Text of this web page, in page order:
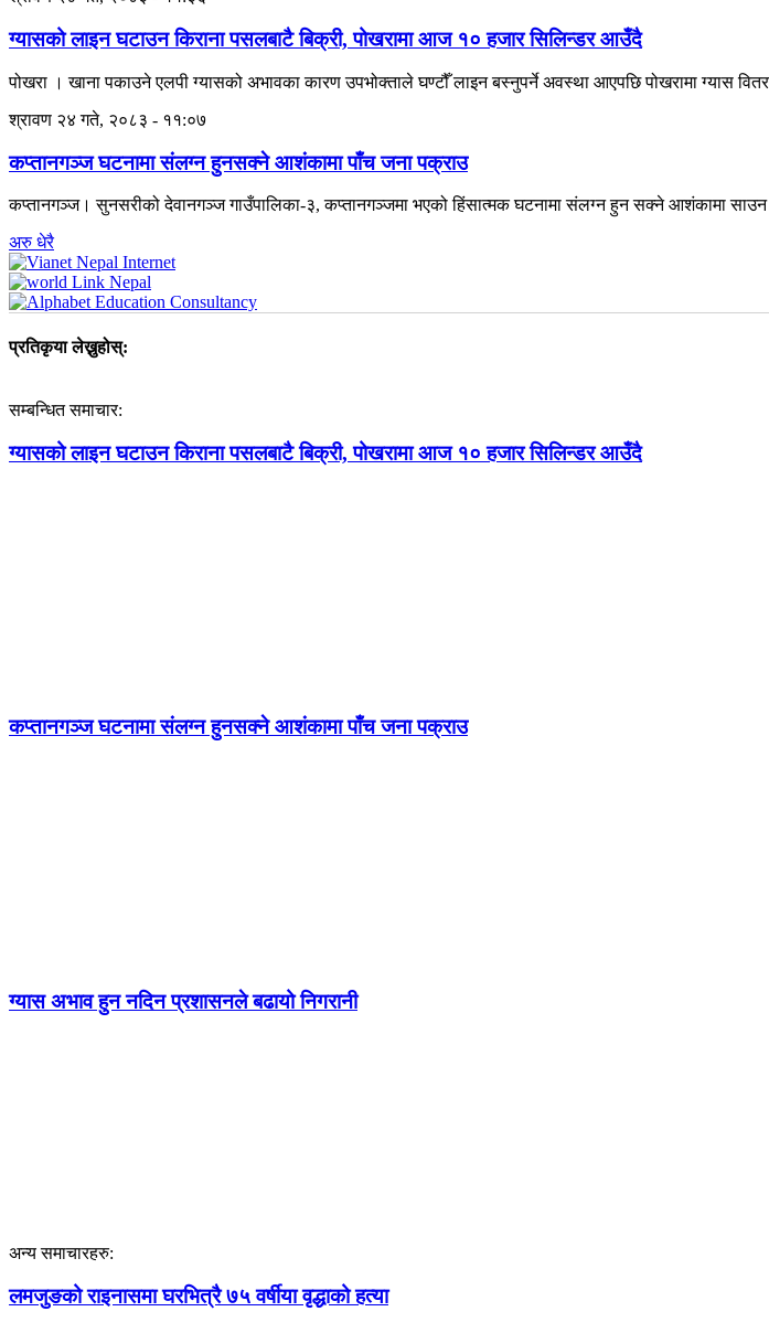
ग्यासको लाइन घटाउन किराना पसलबाटै बिक्री, पोखरामा आज १० हजार सिलिन्डर आउँदै
पोखरा । खाना पकाउने एलपी ग्यासको अभावका कारण उपभोक्ताले घण्टौँ लाइन बस्नुपर्ने अवस्था आएपछि पोखरामा ग्यास
श्रावण २४ गते, २०८३ - ११:०७
कप्तानगञ्ज घटनामा संलग्न हुनसक्ने आशंकामा पाँच जना पक्राउ
कप्तानगञ्ज। सुनसरीको देवानगञ्ज गाउँपालिका-३, कप्तानगञ्जमा भएको हिंसात्मक घटनामा संलग्न हुन सक्ने आशंकामा
अरु धेरै
प्रतिकृया लेख्नुहोस्:
सम्बन्धित समाचार:
ग्यासको लाइन घटाउन किराना पसलबाटै बिक्री, पोखरामा आज १० हजार सिलिन्डर आउँदै
कप्तानगञ्ज घटनामा संलग्न हुनसक्ने आशंकामा पाँच जना पक्राउ
ग्यास अभाव हुन नदिन प्रशासनले बढायो निगरानी
अन्य समाचारहरु:
लमजुङको राइनासमा घरभित्रै ७५ वर्षीया वृद्धाको हत्या